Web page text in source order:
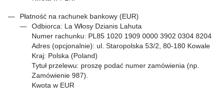
Płatność na rachunek bankowy (EUR)
Odbiorca: La Włosy Dzianis Lahuta
Numer rachunku: PL85 1020 1909 0000 3902 0304 8204
Adres (opcjonalnie): ul. Staropolska 53/2, 80-180 Kowale
Kraj: Polska (Poland)
Tytuł przelewu: proszę podać numer zamówienia (np.
Zamówienie 987).
Kwota w EUR